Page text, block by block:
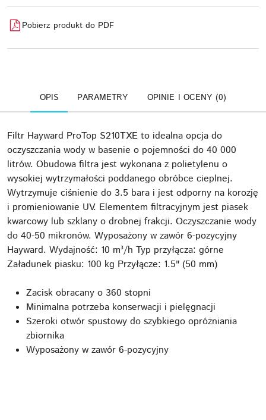
Pobierz produkt do PDF
OPIS PARAMETRY OPINIE I OCENY (0)
Filtr Hayward ProTop S210TXE to idealna opcja do
oczyszczania wody w basenie o pojemności do 40 000
litrów. Obudowa filtra jest wykonana z polietylenu o
wysokiej wytrzymałości poddanego obróbce cieplnej.
Wytrzymuje ciśnienie do 3.5 bara i jest odporny na korozję
i promieniowanie UV. Elementem filtracyjnym jest piasek
kwarcowy lub szklany o drobnej frakcji. Oczyszczanie wody
do 40-50 mikronów. Wyposażony w zawór 6-pozycyjny
Hayward. Wydajność: 10 m³/h Typ przyłącza: górne
Załadunek piasku: 100 kg Przyłącze: 1.5" (50 mm)
Zacisk obracany o 360 stopni
Minimalna potrzeba konserwacji i pielęgnacji
Szeroki otwór spustowy do szybkiego opróżniania
zbiornika
Wyposażony w zawór 6-pozycyjny